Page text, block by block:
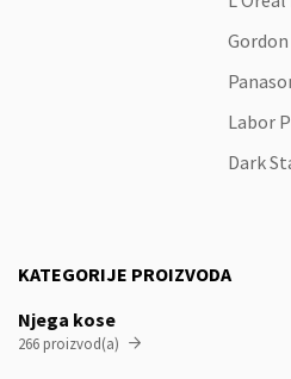
Gordon
Labor
Dark
KATEGORIJE PROIZVODA
Njega kose
266 proizvod(a) 